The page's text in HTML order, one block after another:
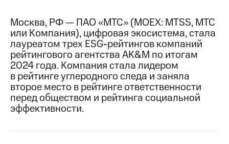
Контакты
Медиа-центр
Пресс-
релизы
МТС
о технологиях
Москва, РФ — ПАО «МТС» (MOEX: MTSS, МТС
или Компания), цифровая экосистема, стала
лауреатом трех ESG-рейтингов компаний
рейтингового агентства AK&M по итогам
2024 года. Компания стала лидером
в рейтинге углеродного следа и заняла
второе место в рейтинге ответственности
перед обществом и рейтинга социальной
эффективности.